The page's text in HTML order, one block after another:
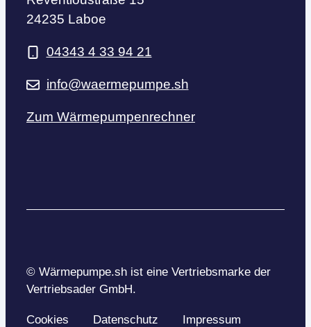
24235 Laboe
04343 4 33 94 21
info@waermepumpe.sh
Zum Wärmepumpenrechner
© Wärmepumpe.sh ist eine Vertriebsmarke der
Vertriebsader GmbH.
Cookies Datenschutz Impressum